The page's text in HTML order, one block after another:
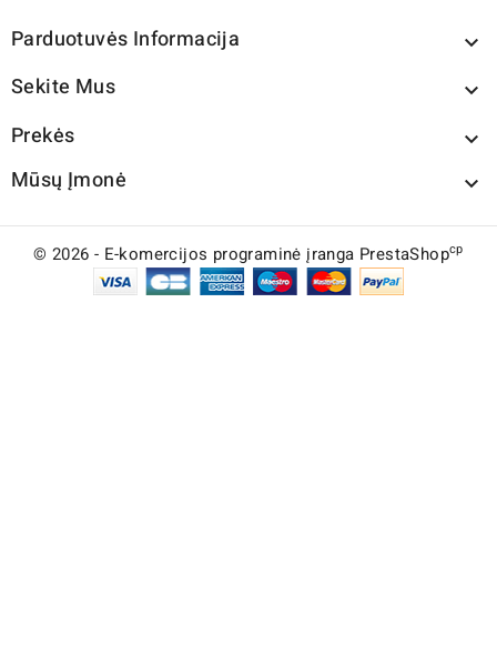
Parduotuvės Informacija 
Sekite Mus 
Prekės 
Mūsų Įmonė 
© 2026 - E-komercijos programinė įranga PrestaShopcp